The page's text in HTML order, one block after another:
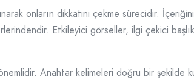
onların dikkatini çekme sürecidir.
Etkileyici görseller, ilgi çekici
Anahtar kelimeleri doğru bir şekilde